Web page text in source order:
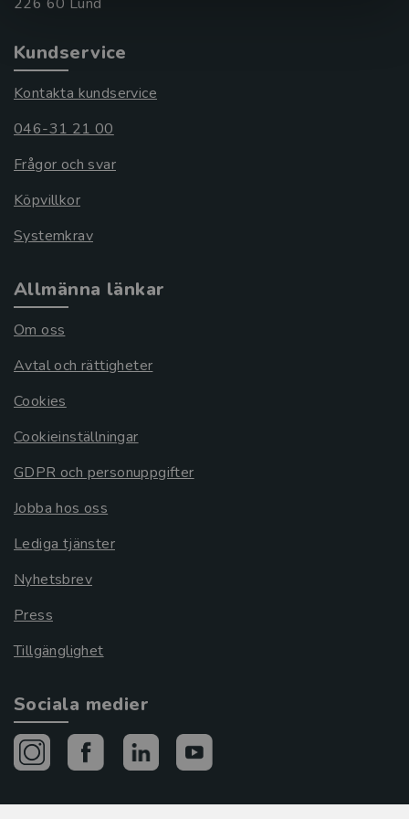
Kundservice
Kontakta kundservice
046-31 21 00
Frågor och svar
Köpvillkor
Systemkrav
Allmänna länkar
Om oss
Avtal och rättigheter
Cookies
Cookieinställningar
GDPR och personuppgifter
Jobba hos oss
Lediga tjänster
Nyhetsbrev
Press
Tillgänglighet
Sociala medier